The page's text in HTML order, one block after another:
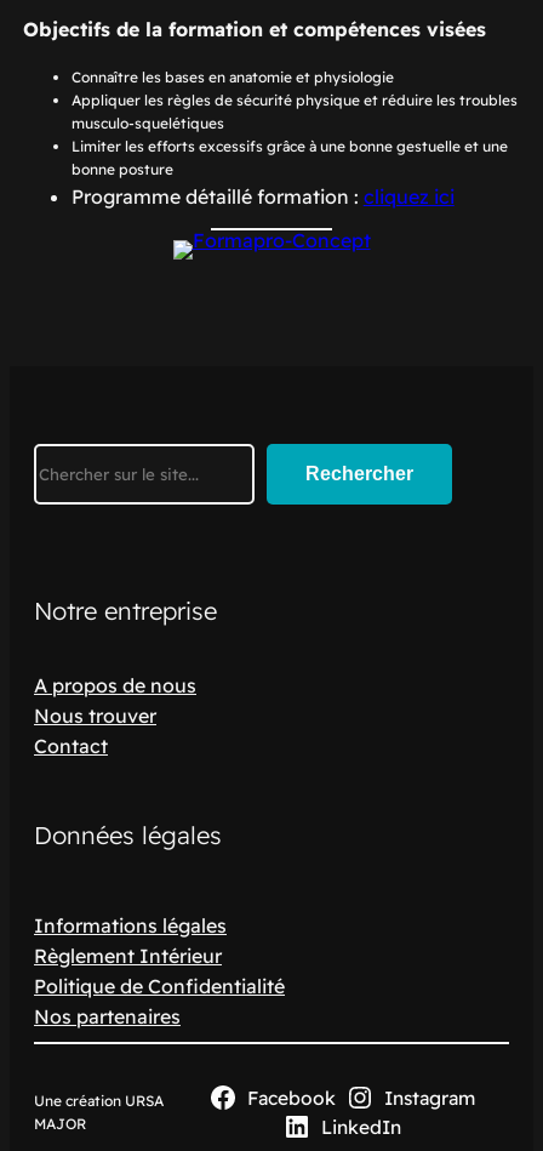
Objectifs de la formation et compétences visées
Connaître les bases en anatomie et physiologie
Appliquer les règles de sécurité physique et réduire les troubles
musculo-squelétiques
Limiter les efforts excessifs grâce à une bonne gestuelle et une
bonne posture
Programme détaillé formation : cliquez ici
Rechercher
Notre entreprise
A propos de nous
Nous trouver
Contact
Données légales
Informations légales
Règlement Intérieur
Politique de Confidentialité
Nos partenaires
Une création URSA
MAJOR
Facebook
Instagram
LinkedIn